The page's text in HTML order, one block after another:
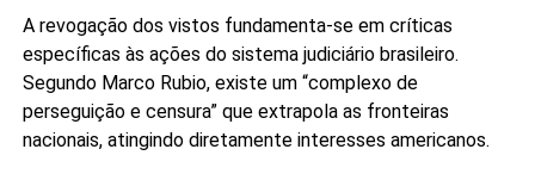
A revogação dos vistos fundamenta-se em críticas
específicas às ações do sistema judiciário brasileiro.
Segundo Marco Rubio, existe um “complexo de
perseguição e censura” que extrapola as fronteiras
nacionais, atingindo diretamente interesses americanos.